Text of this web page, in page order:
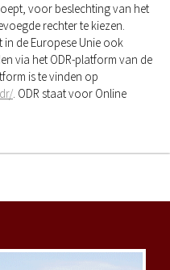
voor beslechting van het
rechter te kiezen.
de Europese Unie ook
via het ODR-platform van de
is te vinden op
. ODR staat voor Online